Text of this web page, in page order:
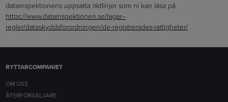
datainspektionens uppsatta riktlinjer som ni kan läsa på
https://www.datainspektionen.se/lagar--
regler/dataskyddsforordningen/de-registrerades-rattigheter/
RYTTARCOMPANIET
OM OSS
ÅTERFÖRSÄLJARE